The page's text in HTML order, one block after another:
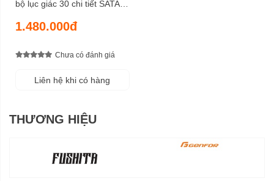
bộ lục giác 30 chi tiết SATA
1.480.000đ
Chưa có đánh giá
Liên hệ khi có hàng
THƯƠNG HIỆU